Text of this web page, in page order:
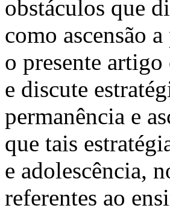
obstáculos que
como ascensão
o presente
e discute
permanência e
que tais
e adolescência,
referentes ao